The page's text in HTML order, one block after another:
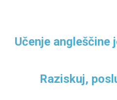
Učenje angleščine
Raziskuj,